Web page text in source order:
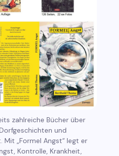
zahlreiche Bücher über
und
„Formel Angst“ legt er
Kontrolle, Krankheit,